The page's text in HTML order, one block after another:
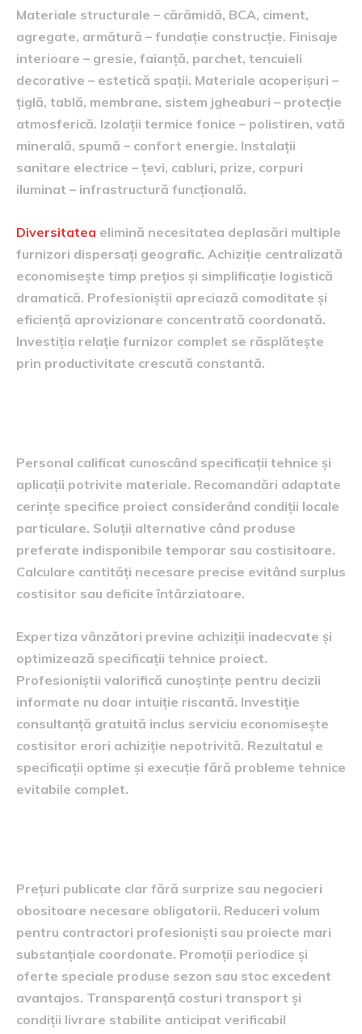
Materiale structurale – cărămidă, BCA, ciment,
agregate, armătură – fundație construcție. Finisaje
interioare – gresie, faianță, parchet, tencuieli
decorative – estetică spații. Materiale acoperișuri –
țiglă, tablă, membrane, sistem jgheaburi – protecție
atmosferică. Izolații termice fonice – polistiren, vată
minerală, spumă – confort energie. Instalații
sanitare electrice – țevi, cabluri, prize, corpuri
iluminat – infrastructură funcțională.
Diversitatea elimină necesitatea deplasări multiple
furnizori dispersați geografic. Achiziție centralizată
economisește timp prețios și simplificație logistică
dramatică. Profesioniștii apreciază comoditate și
eficiență aprovizionare concentrată coordonată.
Investiția relație furnizor complet se răsplătește
prin productivitate crescută constantă.
Personal calificat cunoscând specificații tehnice și
aplicații potrivite materiale. Recomandări adaptate
cerințe specifice proiect considerând condiții locale
particulare. Soluții alternative când produse
preferate indisponibile temporar sau costisitoare.
Calculare cantități necesare precise evitând surplus
costisitor sau deficite întârziatoare.
Expertiza vânzători previne achiziții inadecvate și
optimizează specificații tehnice proiect.
Profesioniștii valorifică cunoștințe pentru decizii
informate nu doar intuiție riscantă. Investiție
consultanță gratuită inclus serviciu economisește
costisitor erori achiziție nepotrivită. Rezultatul e
specificații optime și execuție fără probleme tehnice
evitabile complet.
Prețuri publicate clar fără surprize sau negocieri
obositoare necesare obligatorii. Reduceri volum
pentru contractori profesioniști sau proiecte mari
substanțiale coordonate. Promoții periodice și
oferte speciale produse sezon sau stoc excedent
avantajos. Transparență costuri transport și
condiții livrare stabilite anticipat verificabil